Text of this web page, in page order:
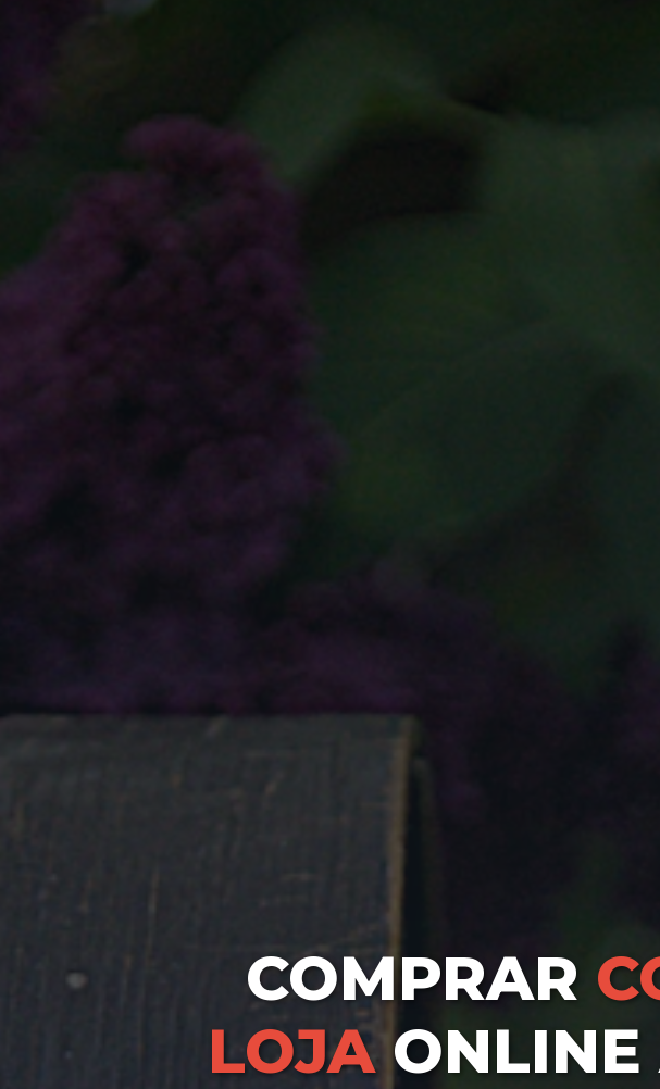
COMPRAR
LOJAONLINE